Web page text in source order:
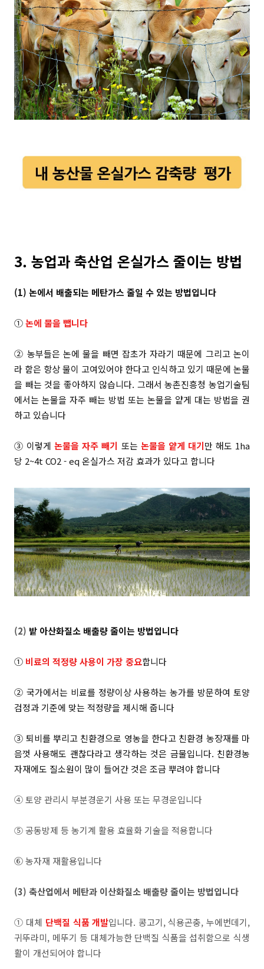
3. 농업과 축산업 온실가스 줄이는 방법
(1) 논에서 배출되는 메탄가스 줄일 수 있는 방법입니다
①논에 물을 뺍니다
② 농부들은 논에 물을 빼면 잡초가 자라기 때문에 그리고 논이
라 함은 항상 물이 고여있어야 한다고 인식하고 있기 때문에 논물
을 빼는 것을 좋아하지 않습니다. 그래서 농촌진흥청 농업기술팀
에서는 논물을 자주 빼는 방법 또는 논물을 얕게 대는 방법을 권
하고 있습니다
③ 이렇게논물을 자주 빼기 또는 논물을 얕게 대기만 해도 1ha
당 2~4t CO2 - eq 온실가스 저감 효과가 있다고 합니다
(2) 밭 아산화질소 배출량 줄이는 방법입니다
① 비료의 적정량 사용이 가장 중요합니다
② 국가에서는 비료를 정량이상 사용하는 농가를 방문하여 토양
검정과 기준에 맞는 적정량을 제시해 줍니다
③ 퇴비를 뿌리고 친환경으로 영농을 한다고 친환경 농장재를 마
음껏 사용해도 괜찮다라고 생각하는 것은 금물입니다. 친환경농
자재에도 질소원이 많이 들어간 것은 조금 뿌려야 합니다
④ 토양 관리시 부분경운기 사용 또는 무경운입니다
⑤ 공동방제 등 농기계 활용 효율화 기술을 적용합니다
⑥ 농자재 재활용입니다
(3) 축산업에서 메탄과 이산화질소 배출량 줄이는 방법입니다
① 대체 단백질 식품 개발입니다. 콩고기, 식용곤충, 누에번데기,
귀뚜라미, 메뚜기 등 대체가능한 단백질 식품을 섭취함으로 식생
활이 개선되어야 합니다